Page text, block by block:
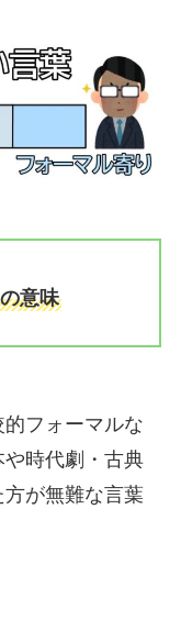
意味
フォーマルな
時代劇・古典
が無難な言葉